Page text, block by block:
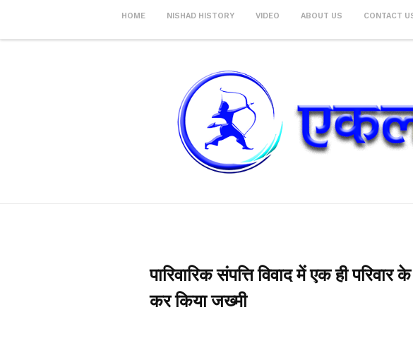
HOME NISHAD HISTORY VIDEO ABOUT US CONTACT
पारिवारिक संपत्ति विवाद में एक ही
कर किया जख्मी